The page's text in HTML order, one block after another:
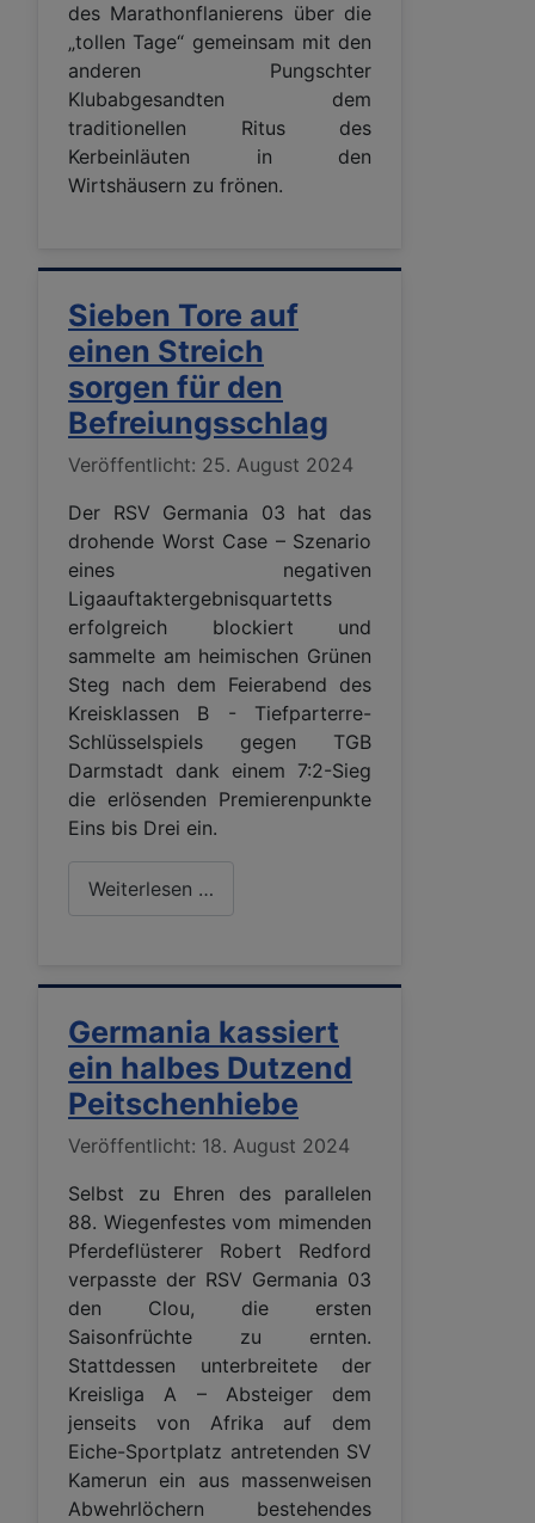
des Marathonflanierens über die
„tollen Tage“ gemeinsam mit den
anderen Pungschter
Klubabgesandten dem
traditionellen Ritus des
Kerbeinläuten in den
Wirtshäusern zu frönen.
Sieben Tore auf
einen Streich
sorgen für den
Befreiungsschlag
Details
Veröffentlicht: 25. August 2024
Der RSV Germania 03 hat das
drohende Worst Case – Szenario
eines negativen
Ligaauftaktergebnisquartetts
erfolgreich blockiert und
sammelte am heimischen Grünen
Steg nach dem Feierabend des
Kreisklassen B - Tiefparterre-
Schlüsselspiels gegen TGB
Darmstadt dank einem 7:2-Sieg
die erlösenden Premierenpunkte
Eins bis Drei ein.
Weiterlesen …
Germania kassiert
ein halbes Dutzend
Peitschenhiebe
Details
Veröffentlicht: 18. August 2024
Selbst zu Ehren des parallelen
88. Wiegenfestes vom mimenden
Pferdeflüsterer Robert Redford
verpasste der RSV Germania 03
den Clou, die ersten
Saisonfrüchte zu ernten.
Stattdessen unterbreitete der
Kreisliga A – Absteiger dem
jenseits von Afrika auf dem
Eiche-Sportplatz antretenden SV
Kamerun ein aus massenweisen
Abwehrlöchern bestehendes